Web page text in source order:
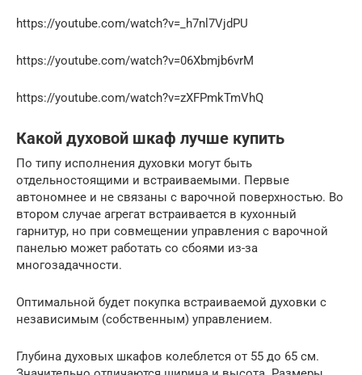
https://youtube.com/watch?v=_h7nl7VjdPU
https://youtube.com/watch?v=06Xbmjb6vrM
https://youtube.com/watch?v=zXFPmkTmVhQ
Какой духовой шкаф лучше купить
По типу исполнения духовки могут быть
отдельностоящими и встраиваемыми. Первые
автономнее и не связаны с варочной поверхностью. Во
втором случае агрегат встраивается в кухонный
гарнитур, но при совмещении управления с варочной
панелью может работать со сбоями из-за
многозадачности.
Оптимальной будет покупка встраиваемой духовки с
независимым (собственным) управлением.
Глубина духовых шкафов колеблется от 55 до 65 см.